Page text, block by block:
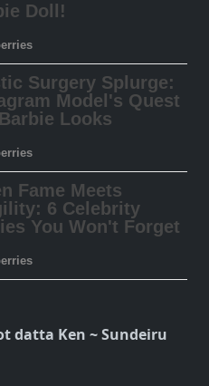
datta Ken ~ Sundeiru